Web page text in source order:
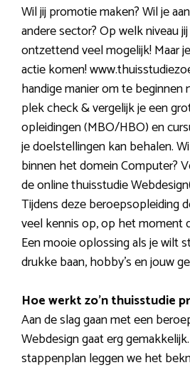
Wil jij promotie maken? Wil je
andere sector? Op welk niveau
ontzettend veel mogelijk! Maar
actie komen!
handige manier om te
plek check & vergelijk je een
opleidingen (MBO/HBO) en
je doelstellingen kan behalen.
binnen het domein Computer?
de online thuisstudie
Tijdens deze beroepsopleiding
veel kennis op, op het moment
Een mooie oplossing als je wilt
drukke baan, hobby’s en jouw
Hoe werkt zo’n thuisstudie
Aan de slag gaan met een
Webdesign gaat erg
stappenplan leggen we het